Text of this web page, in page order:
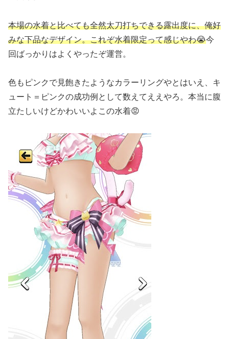
本場の水着と比べても全然太刀打ちできる露出度に、俺好
みな下品なデザイン。これぞ水着限定って感じやわ😭今
回ばっかりはよくやったぞ運営。
色もピンクで見飽きたようなカラーリングやとはいえ、キ
ュート＝ピンクの成功例として数えてええやろ。本当に腹
立たしいけどかわいいよこの水着😡